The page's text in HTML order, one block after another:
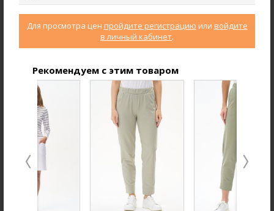
Брюки B4710-O19.6F02
Джерси
Джемпер F3000-S49.6F03
Кашкорсе
Для просмотра цен пройдите регистрацию или войдите
в личный кабинет.
Рекомендуем с этим товаром